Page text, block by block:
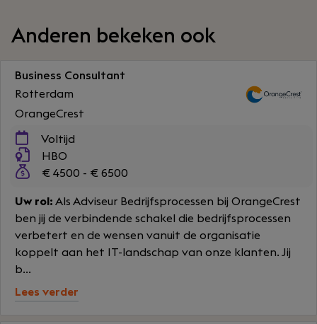
Anderen bekeken ook
Business Consultant
Rotterdam
OrangeCrest
Voltijd
HBO
€ 4500 - € 6500
Uw rol: Als Adviseur Bedrijfsprocessen bij OrangeCrest
ben jij de verbindende schakel die bedrijfsprocessen
verbetert en de wensen vanuit de organisatie
koppelt aan het IT-landschap van onze klanten. Jij
b...
Lees verder